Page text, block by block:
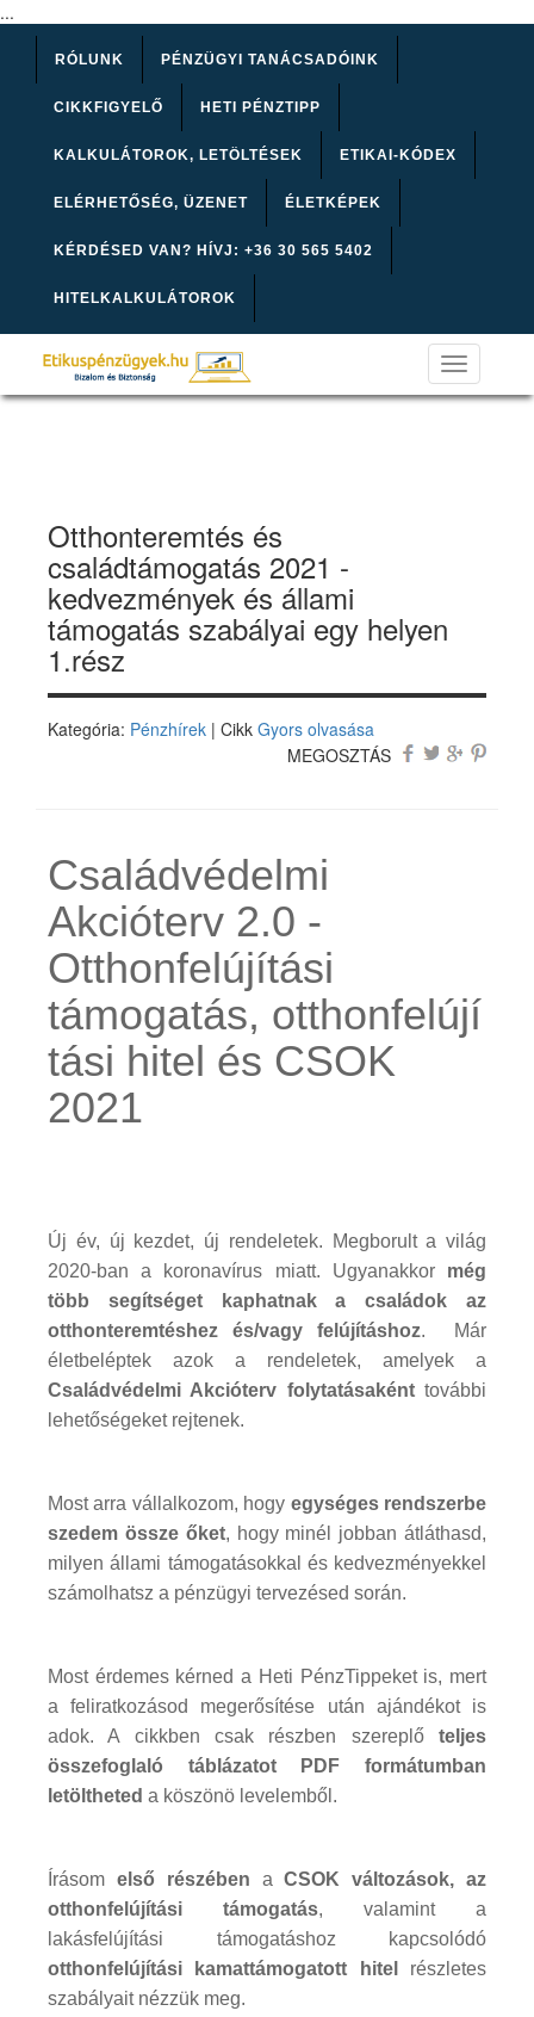
...
RÓLUNK PÉNZÜGYI TANÁCSADÓINK
CIKKFIGYELŐ HETI PÉNZTIPP
KALKULÁTOROK, LETÖLTÉSEK ETIKAI-KÓDEX
ELÉRHETŐSÉG, ÜZENET ÉLETKÉPEK
KÉRDÉSED VAN? HÍVJ: +36 30 565 5402
HITELKALKULÁTOROK
Toggle
navigation
Otthonteremtés és
családtámogatás 2021 -
kedvezmények és állami
támogatás szabályai egy helyen
1.rész
Kategória: Pénzhírek | Cikk Gyors olvasása
MEGOSZTÁS
Családvédelmi
Akcióterv 2.0 -
Otthonfelújítási
támogatás, otthonfelújí
tási hitel és CSOK
2021
Új év, új kezdet, új rendeletek. Megborult a világ
2020-ban a koronavírus miatt. Ugyanakkor még
több segítséget kaphatnak a családok az
otthonteremtéshez és/vagy felújításhoz. Már
életbeléptek azok a rendeletek, amelyek a
Családvédelmi Akcióterv folytatásakénttovábbi
lehetőségeket rejtenek.
Most arra vállalkozom, hogy egységes rendszerbe
szedem össze őket, hogy minél jobban átláthasd,
milyen állami támogatásokkal és kedvezményekkel
számolhatsz a pénzügyi tervezésed során.
Most érdemes kérned a Heti PénzTippeket is, mert
a feliratkozásod megerősítése után ajándékot is
adok. A cikkben csak részben szereplő teljes
összefoglaló táblázatot PDF formátumban
letöltheted a köszönö levelemből.
Írásom első részében aCSOK változások, az
otthonfelújítási támogatás, valamint a
lakásfelújítási támogatáshoz kapcsolódó
otthonfelújítási kamattámogatott hitel
részletes
szabályait nézzük meg.